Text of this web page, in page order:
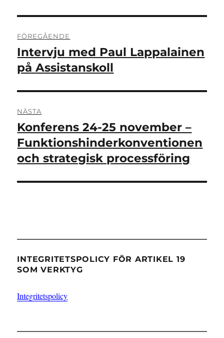
FÖREGÅENDE
Föregående
inlägg:
Intervju med Paul Lappalainen
på Assistanskoll
NÄSTA
Nästa
inlägg:
Konferens 24-25 november –
Funktionshinderkonventionen
och strategisk processföring
INTEGRITETSPOLICY FÖR ARTIKEL 19
SOM VERKTYG
Integritetspolicy